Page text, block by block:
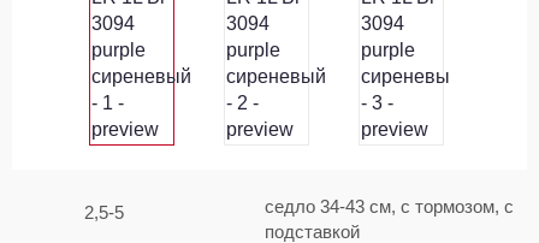
2,5-5
седло 34-43 см, c тормозом, с
подставкой